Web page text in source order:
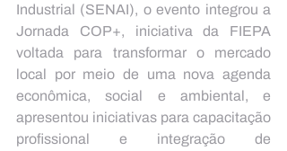
Industrial (SENAI), o evento integrou a
Jornada COP+, iniciativa da FIEPA
voltada para transformar o mercado
local por meio de uma nova agenda
econômica, social e ambiental, e
apresentou iniciativas para capacitação
profissional e integração de